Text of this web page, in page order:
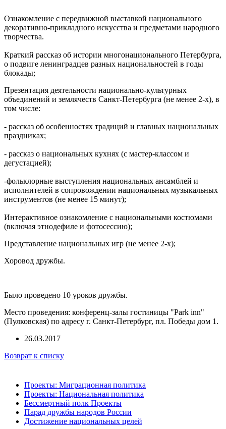
Ознакомление с передвижной выставкой национального
декоративно-прикладного искусства и предметами народного
творчества.
Краткий рассказ об истории многонационального Петербурга,
о подвиге ленинградцев разных национальностей в годы
блокады;
Презентация деятельности национально-культурных
объединений и землячеств Санкт-Петербурга (не менее 2-х), в
том числе:
- рассказ об особенностях традиций и главных национальных
праздниках;
- рассказ о национальных кухнях (с мастер-классом и
дегустацией);
-фольклорные выступления национальных ансамблей и
исполнителей в сопровождении национальных музыкальных
инструментов (не менее 15 минут);
Интерактивное ознакомление с национальными костюмами
(включая этнодефиле и фотосессию);
Представление национальных игр (не менее 2-х);
Хоровод дружбы.
Было проведено 10 уроков дружбы.
Место проведения: конференц-залы гостиницы "Park inn"
(Пулковская) по адресу г. Санкт-Петербург, пл. Победы дом 1.
26.03.2017
Возврат к списку
Проекты: Миграционная политика
Проекты: Национальная политика
Бессмертный полк Проекты
Парад дружбы народов России
Достижение национальных целей